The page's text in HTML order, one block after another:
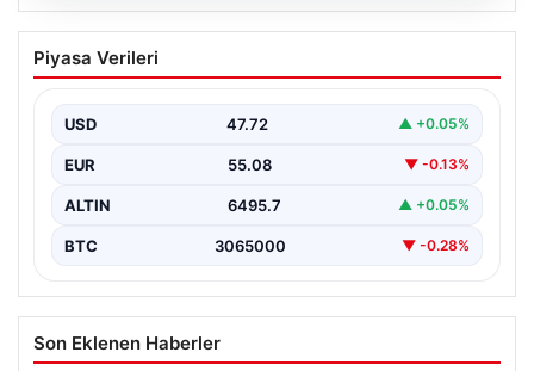
CANLI | Fenerbahçe – Sturm Graz Canlı
Maç Anlatımı
Piyasa Verileri
USD 47.72 ▲ +0.05%
EUR 55.08 ▼ -0.13%
ALTIN 6495.7 ▲ +0.05%
BTC 3065000 ▼ -0.28%
Son Eklenen Haberler